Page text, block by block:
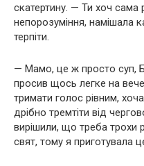
скатертину. — Ти хоч
непорозуміння, намішала
терпіти.
— Мамо, це ж просто суп,
просив щось легке на
тримати голос рівним,
дрібно тремтіти від
вирішили, що треба трохи
свят, тому я приготувала